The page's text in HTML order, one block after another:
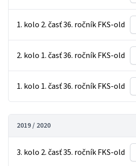
1. kolo 2. časť 36. ročník FKS-old
2. kolo 1. časť 36. ročník FKS-old
1. kolo 1. časť 36. ročník FKS-old
2019 / 2020
3. kolo 2. časť 35. ročník FKS-old